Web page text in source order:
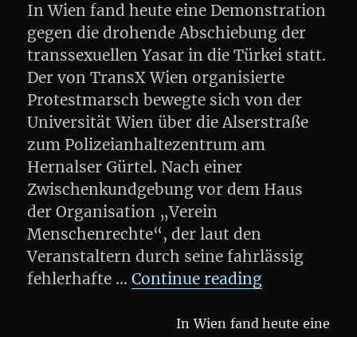
uns
#abschiebung
#ausmitraus
#noborder
In Wien fand heute eine Demonstration
gegen die drohende Abschiebung der
transsexuellen Yasar in die Türkei statt.
Der von TransX Wien organisierte
Protestmarsch bewegte sich von der
Universität Wien über die Alserstraße
zum Polizeianhaltezentrum am
Hernalser Gürtel. Nach einer
Zwischenkundgebung vor dem Haus
der Organisation „Verein
Menschenrechte“, der laut den
Veranstaltern durch seine fahrlässig
fehlerhafte …Continue reading„Demo:
In Wien fand heute eine